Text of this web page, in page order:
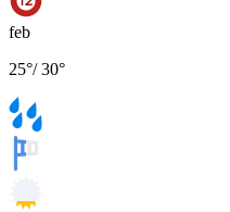
feb
25°/30°